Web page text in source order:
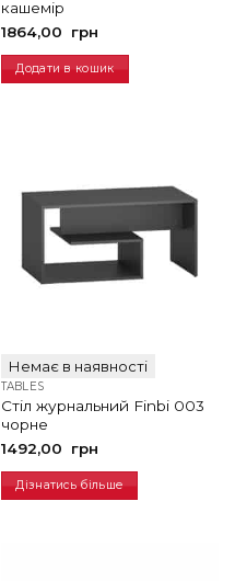
кашемір
1864,00
грн
Додати в кошик
Немає в наявності
TABLES
Стіл журнальний Finbi 003
чорне
1492,00
грн
Дізнатись більше